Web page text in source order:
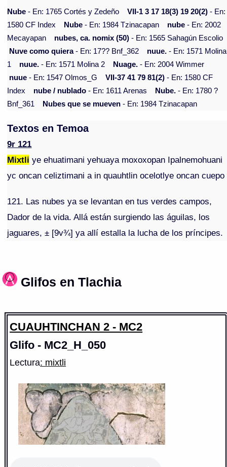
Nube - En: 1765 Cortés y Zedeño VII-1 3 17 18(3) 19 20(2) - En:
1580 CF Index
Nube - En: 1984 Tzinacapan nube - En: 2002
Mecayapan
nubes, ca. nomix (50) - En: 1565 Sahagún Escolio
Nuve como quiera- En: 17?? Bnf_362 nuue. - En: 1571 Molina
1
nuue. - En: 1571 Molina 2 Nuage. - En: 2004 Wimmer
nuue - En: 1547 Olmos_G VII-37 41 79 81(2) - En: 1580 CF
Index
nube / nublado - En: 1611 Arenas Nube. - En: 1780 ?
Bnf_361
Nubes que se mueven - En: 1984 Tzinacapan
Textos en Temoa
9r 121
Mixtli ye ehuatimani yehuaya moxoxopan Ipalnemohuani
yc oncan celiztimani a in quauhtlin ocelotlye oncan cuepo
121. Las nubes ya se levantan en tus verdes campos,
Dador de la vida. Allá están surgiendo las águilas, los
jaguares, ± [9v¾] ya allí estalla la lucha de los príncipes.
Glifos en Tlachia
CUAUHTINCHAN 2 - MC2
Glifo - MC2_H_050
Lectura: mixtli